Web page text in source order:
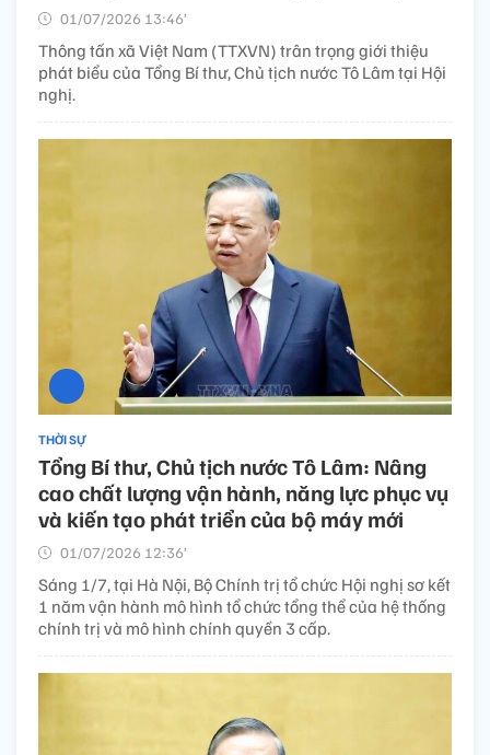
01/07/2026 13:46’
Thông tấn xã Việt Nam (TTXVN) trân trọng giới thiệu
phát biểu của Tổng Bí thư, Chủ tịch nước Tô Lâm tại Hội
nghị.
THỜI SỰ
Tổng Bí thư, Chủ tịch nước Tô Lâm: Nâng
cao chất lượng vận hành, năng lực phục vụ
và kiến tạo phát triển của bộ máy mới
01/07/2026 12:36’
Sáng 1/7, tại Hà Nội, Bộ Chính trị tổ chức Hội nghị sơ kết
1 năm vận hành mô hình tổ chức tổng thể của hệ thống
chính trị và mô hình chính quyền 3 cấp.